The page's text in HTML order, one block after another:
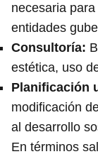
necesaria
entidades
Consultoría:
estética, uso
Planificación
modificación
al desarrollo
En términos